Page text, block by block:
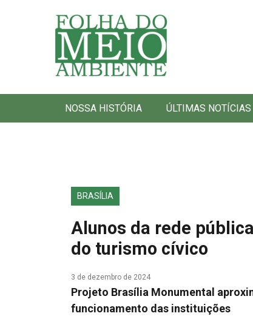
Folha do Meio Ambiente
NOSSA HISTÓRIA ÚLTIMAS NOTÍCIAS
BRASÍLIA
Alunos da rede
do turismo cívico
3 de dezembro de 2024
Projeto Brasília Monumental
funcionamento das instituições